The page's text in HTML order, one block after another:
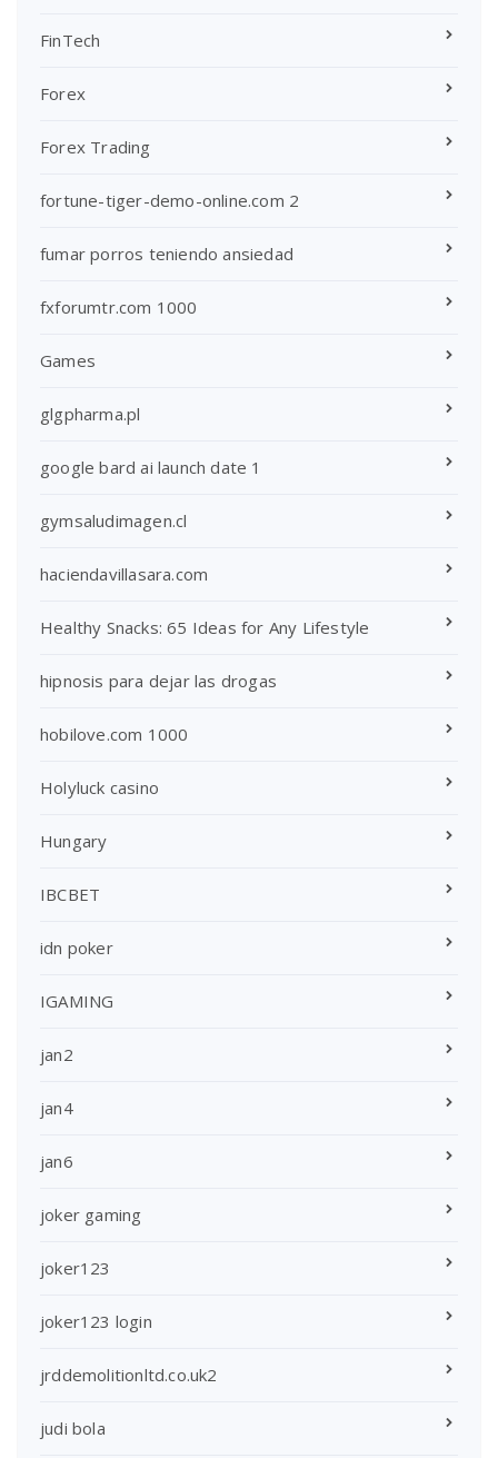
FinTech
Forex
Forex Trading
fortune-tiger-demo-online.com 2
fumar porros teniendo ansiedad
fxforumtr.com 1000
Games
glgpharma.pl
google bard ai launch date 1
gymsaludimagen.cl
haciendavillasara.com
Healthy Snacks: 65 Ideas for Any Lifestyle
hipnosis para dejar las drogas
hobilove.com 1000
Holyluck casino
Hungary
IBCBET
idn poker
IGAMING
jan2
jan4
jan6
joker gaming
joker123
joker123 login
jrddemolitionltd.co.uk2
judi bola